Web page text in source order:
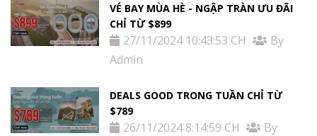
VÉ BAY MÙA HÈ - NGẬP TRÀN ƯU ĐÃI
CHỈ TỪ $899
27/11/2024 10:43:53 CH
By
Admin
DEALS GOOD TRONG TUẦN CHỈ TỪ
$789
26/11/2024 8:14:59 CH
By